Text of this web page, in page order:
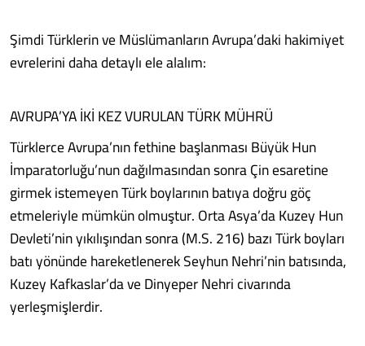
Şimdi Türklerin ve Müslümanların Avrupa’daki hakimiyet
evrelerini daha detaylı ele alalım:
AVRUPA’YA İKİ KEZ VURULAN TÜRK MÜHRÜ
Türklerce Avrupa’nın fethine başlanması Büyük Hun
İmparatorluğu’nun dağılmasından sonra Çin esaretine
girmek istemeyen Türk boylarının batıya doğru göç
etmeleriyle mümkün olmuştur. Orta Asya’da Kuzey Hun
Devleti’nin yıkılışından sonra (M.S. 216) bazı Türk boyları
batı yönünde hareketlenerek Seyhun Nehri’nin batısında,
Kuzey Kafkaslar’da ve Dinyeper Nehri civarında
yerleşmişlerdir.